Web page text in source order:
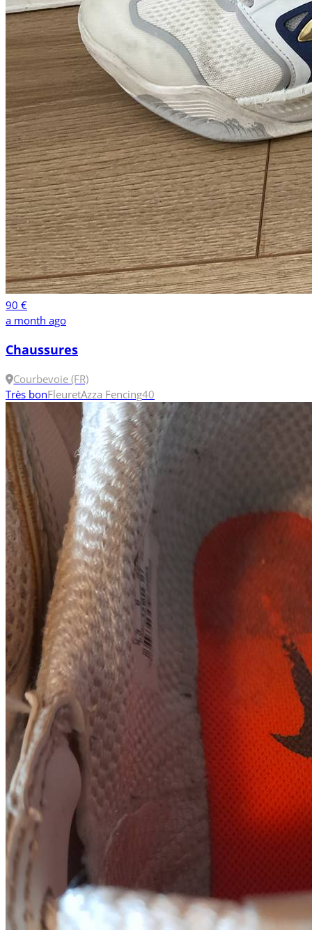
90 €
a month ago
Chaussures
Courbevoie (FR)
Très bonFleuretAzza Fencing40